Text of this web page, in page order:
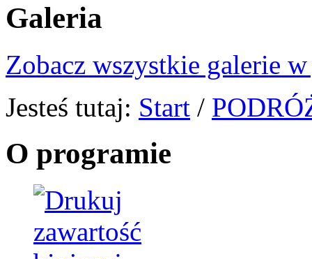
Galeria
Zobacz wszystkie galerie
Jesteś tutaj: Start /
O programie